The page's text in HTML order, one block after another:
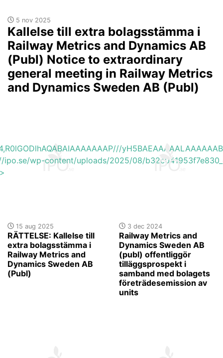
5 nov 2025
Kallelse till extra bolagsstämma i
Railway Metrics and Dynamics AB
(Publ) Notice to extraordinary
general meeting in Railway Metrics
and Dynamics Sweden AB (Publ)
wp-content/uploads/2025/08/
15 aug 2025
RÄTTELSE: Kallelse till
extra bolagsstämma i
Railway Metrics and
Dynamics Sweden AB
(Publ)
3 dec 2024
Railway Metrics and
Dynamics Sweden AB
(publ) offentliggör
tilläggsprospekt i
samband med bolagets
företrädesemission av
units